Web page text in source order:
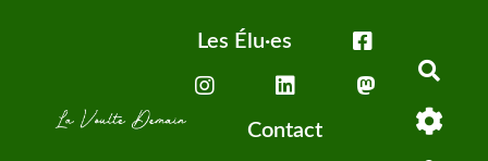
Aller au contenu principal
Les Élu·es
Contact